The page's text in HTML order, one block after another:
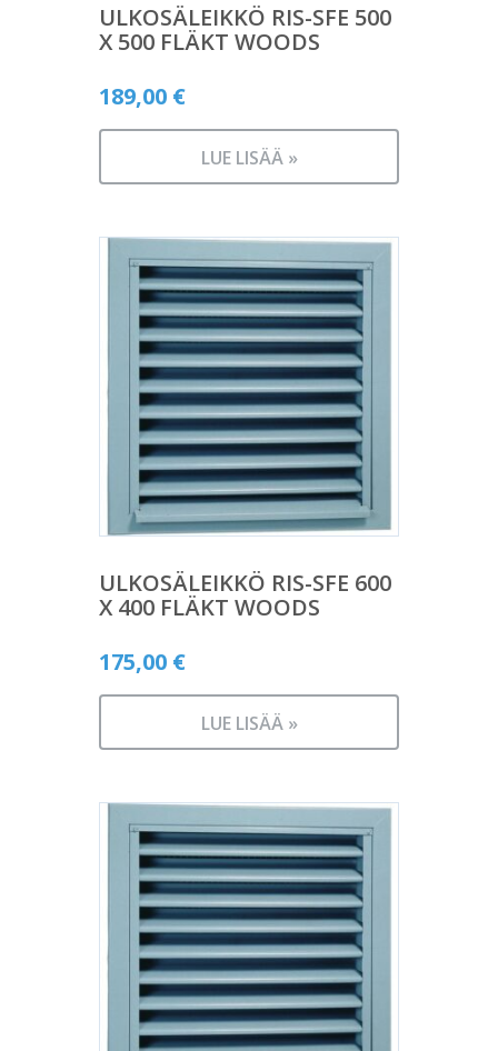
ULKOSÄLEIKKÖ RIS-SFE 500
X 500 FLÄKT WOODS
189,00 €
LUE LISÄÄ »
ULKOSÄLEIKKÖ RIS-SFE 600
X 400 FLÄKT WOODS
175,00 €
LUE LISÄÄ »